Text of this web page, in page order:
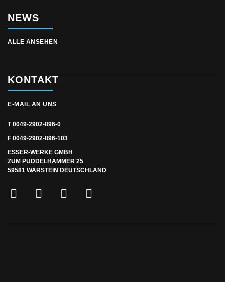
NEWS
ALLE ANSEHEN
KONTAKT
E-MAIL AN UNS
T 0049-2902-896-0
F 0049-2902-896-103
ESSER-WERKE GMBH
ZUM PUDDELHAMMER 25
59581 WARSTEIN DEUTSCHLAND